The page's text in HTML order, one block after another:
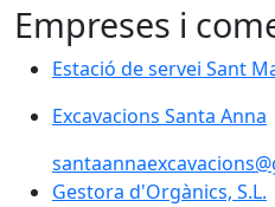
Empreses i
Estació de servei Sant
Excavacions Santa Anna
Excavacions Santa Anna
Gestora d'Orgànics, S.L.
Gestora d'Orgànics, S.L.